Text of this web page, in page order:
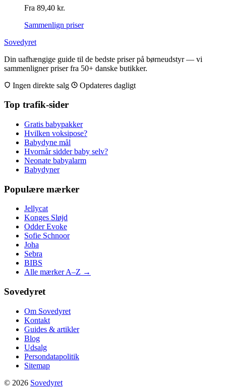
Fra 89,40 kr.
Sammenlign priser
Sovedyret
Din uafhængige guide til de bedste priser på børneudstyr — vi
sammenligner priser fra 50+ danske butikker.
Ingen direkte salg
Opdateres dagligt
Top trafik-sider
Gratis babypakker
Hvilken voksipose?
Babydyne mål
Hvornår sidder baby selv?
Neonate babyalarm
Babydyner
Populære mærker
Jellycat
Konges Sløjd
Odder Evoke
Sofie Schnoor
Joha
Sebra
BIBS
Alle mærker A–Z →
Sovedyret
Om Sovedyret
Kontakt
Guides & artikler
Blog
Udsalg
Persondatapolitik
Sitemap
© 2026 Sovedyret